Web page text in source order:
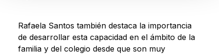
Rafaela Santos también destaca la importancia
de desarrollar esta capacidad en el ámbito de la
familia y del colegio desde que son muy